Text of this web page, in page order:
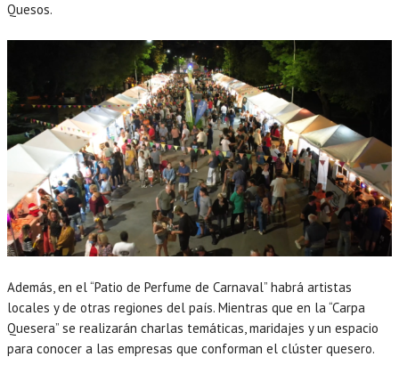
Quesos.
Además, en el “Patio de Perfume de Carnaval” habrá artistas
locales y de otras regiones del país. Mientras que en la “Carpa
Quesera” se realizarán charlas temáticas, maridajes y un espacio
para conocer a las empresas que conforman el clúster quesero.